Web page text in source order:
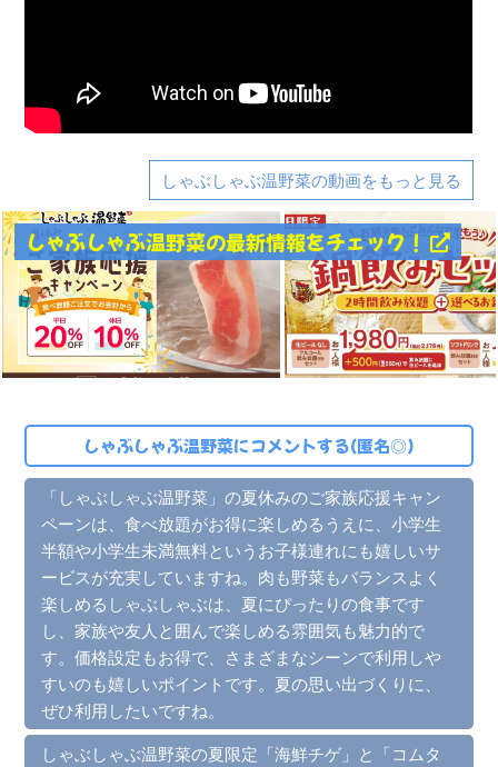
しゃぶしゃぶ温野菜の動画をもっと見る
しゃぶしゃぶ温野菜の最新情報をチェック！
しゃぶしゃぶ温野菜にコメントする(匿名◎)
「しゃぶしゃぶ温野菜」の夏休みのご家族応援キャン
ペーンは、食べ放題がお得に楽しめるうえに、小学生
半額や小学生未満無料というお子様連れにも嬉しいサ
ービスが充実していますね。肉も野菜もバランスよく
楽しめるしゃぶしゃぶは、夏にぴったりの食事です
し、家族や友人と囲んで楽しめる雰囲気も魅力的で
す。価格設定もお得で、さまざまなシーンで利用しや
すいのも嬉しいポイントです。夏の思い出づくりに、
ぜひ利用したいですね。
しゃぶしゃぶ温野菜の夏限定「海鮮チゲ」と「コムタ